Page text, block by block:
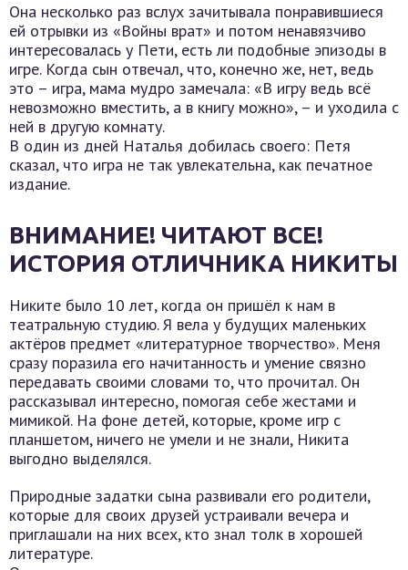
Она несколько раз вслух зачитывала понравившиеся
ей отрывки из «Войны врат» и потом ненавязчиво
интересовалась у Пети, есть ли подобные эпизоды в
игре. Когда сын отвечал, что, конечно же, нет, ведь
это – игра, мама мудро замечала: «В игру ведь всё
невозможно вместить, а в книгу можно», – и уходила с
ней в другую комнату.
В один из дней Наталья добилась своего: Петя
сказал, что игра не так увлекательна, как печатное
издание.
ВНИМАНИЕ! ЧИТАЮТ ВСЕ!
ИСТОРИЯ ОТЛИЧНИКА НИКИТЫ
Никите было 10 лет, когда он пришёл к нам в
театральную студию. Я вела у будущих маленьких
актёров предмет «литературное творчество». Меня
сразу поразила его начитанность и умение связно
передавать своими словами то, что прочитал. Он
рассказывал интересно, помогая себе жестами и
мимикой. На фоне детей, которые, кроме игр с
планшетом, ничего не умели и не знали, Никита
выгодно выделялся.
Природные задатки сына развивали его родители,
которые для своих друзей устраивали вечера и
приглашали на них всех, кто знал толк в хорошей
литературе.